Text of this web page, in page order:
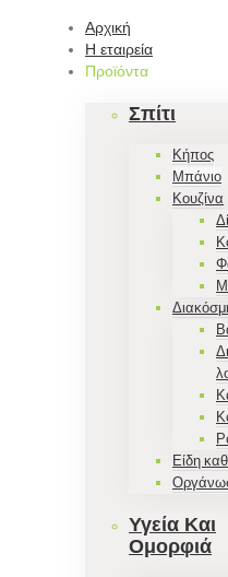
Αρχική
Η εταιρεία
Προϊόντα
Σπίτι
Κήπος
Μπάνιο
Κουζίνα
Είδη
Υγεία Και
Ομορφιά